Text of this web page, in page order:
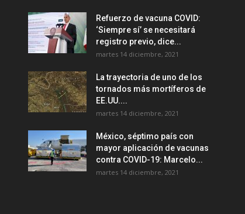
Refuerzo de vacuna COVID:
‘Siempre sí’ se necesitará
registro previo, dice...
martes 14 diciembre, 2021
La trayectoria de uno de los
tornados más mortíferos de
EE.UU....
martes 14 diciembre, 2021
México, séptimo país con
mayor aplicación de vacunas
contra COVID-19: Marcelo...
martes 14 diciembre, 2021